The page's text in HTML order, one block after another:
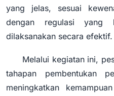
yang jelas, sesuai
dengan regulasi
dilaksanakan secara efektif.
Melalui kegiatan ini,
tahapan pembentukan
meningkatkan